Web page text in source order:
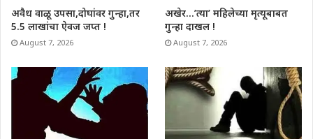
अवैध वाळू उपसा,दोघांवर गुन्हा,तर
5.5 लाखांचा ऐवज जप्त !
August 7, 2026
अखेर…’त्या’ महिलेच्या मृत्यूबाबत
गुन्हा दाखल !
August 7, 2026